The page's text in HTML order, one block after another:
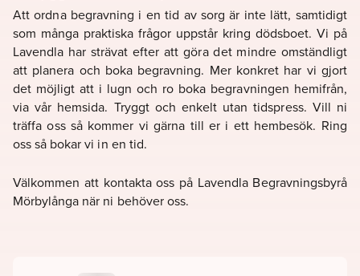
Att ordna begravning i en tid av sorg är inte lätt, samtidigt
som många praktiska frågor uppstår kring dödsboet. Vi på
Lavendla har strävat efter att göra det mindre omständligt
att planera och boka begravning. Mer konkret har vi gjort
det möjligt att i lugn och ro boka begravningen hemifrån,
via vår hemsida. Tryggt och enkelt utan tidspress. Vill ni
träffa oss så kommer vi gärna till er i ett hembesök. Ring
oss så bokar vi in en tid.
Välkommen att kontakta oss på Lavendla Begravningsbyrå
Mörbylånga när ni behöver oss.